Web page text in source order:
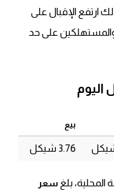
ارتفع الإقبال على
على حد
اليوم
بيع
3.76 شيكل
بلغ سعر